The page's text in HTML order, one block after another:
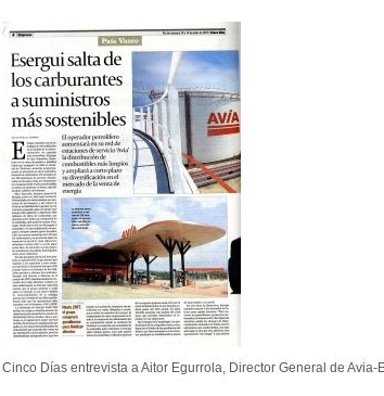
Cinco Días entrevista a Aitor Egurrola, Director General de Avia-